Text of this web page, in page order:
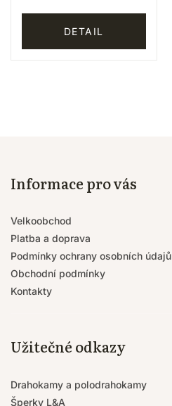
DETAIL
Informace pro vás
Velkoobchod
Platba a doprava
Podmínky ochrany osobních údajů
Obchodní podmínky
Kontakty
Užitečné odkazy
Drahokamy a polodrahokamy
Šperky L&A